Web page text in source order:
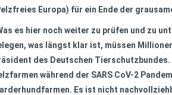
Europa) für ein Ende der
es hier noch weiter zu prüfen und zu
was längst klar ist, müssen
des Deutschen
während der SARS CoV-2
Es ist nicht